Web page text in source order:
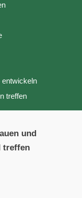
entwickeln
treffen
und
treffen